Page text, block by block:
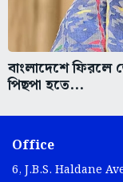
বাংলাদেশে
পিছপা হতে...
Office
6, J.B.S. Haldane